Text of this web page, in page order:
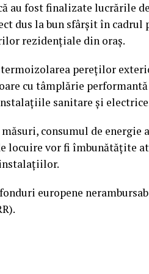
au fost finalizate lucrările
dus la bun sfârșit în cadrul
rezidențiale din oraș.
pereților
cu tâmplărie performantă
sanitare și
consumul de energie
locuire vor fi îmbunătățite
europene